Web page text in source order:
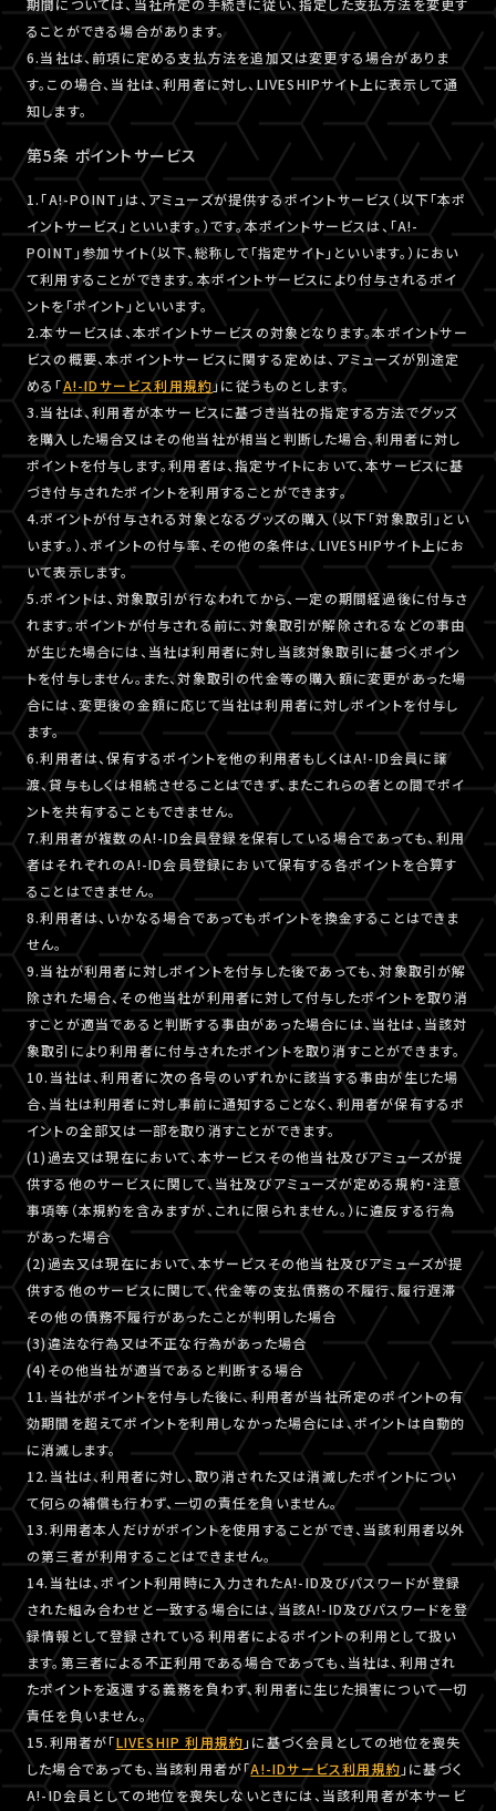
期間については、当社所定の手続きに従い、指定した支払方法を変更す
ることができる場合があります。
6.当社は、前項に定める支払方法を追加又は変更する場合がありま
す。この場合、当社は、利用者に対し、LIVESHIPサイト上に表示して通
知します。
第5条 ポイントサービス
1.「A!-POINT」は、アミューズが提供するポイントサービス（以下「本ポ
イントサービス」といいます。）です。本ポイントサービスは、「A!-
POINT」参加サイト（以下、総称して「指定サイト」といいます。）におい
て利用することができます。本ポイントサービスにより付与されるポイ
ントを「ポイント」といいます。
2.本サービスは、本ポイントサービスの対象となります。本ポイントサー
ビスの概要、本ポイントサービスに関する定めは、アミューズが別途定
める「A!-IDサービス利用規約」に従うものとします。
3.当社は、利用者が本サービスに基づき当社の指定する方法でグッズ
を購入した場合又はその他当社が相当と判断した場合、利用者に対し
ポイントを付与します。利用者は、指定サイトにおいて、本サービスに基
づき付与されたポイントを利用することができます。
4.ポイントが付与される対象となるグッズの購入（以下「対象取引」とい
います。）、ポイントの付与率、その他の条件は、LIVESHIPサイト上にお
いて表示します。
5.ポイントは、対象取引が行なわれてから、一定の期間経過後に付与さ
れます。ポイントが付与される前に、対象取引が解除されるなどの事由
が生じた場合には、当社は利用者に対し当該対象取引に基づくポイン
トを付与しません。また、対象取引の代金等の購入額に変更があった場
合には、変更後の金額に応じて当社は利用者に対しポイントを付与し
ます。
6.利用者は、保有するポイントを他の利用者もしくはA!-ID会員に譲
渡、貸与もしくは相続させることはできず、またこれらの者との間でポイ
ントを共有することもできません。
7.利用者が複数のA!-ID会員登録を保有している場合であっても、利用
者はそれぞれのA!-ID会員登録において保有する各ポイントを合算す
ることはできません。
8.利用者は、いかなる場合であってもポイントを換金することはできま
せん。
9.当社が利用者に対しポイントを付与した後であっても、対象取引が解
除された場合、その他当社が利用者に対して付与したポイントを取り消
すことが適当であると判断する事由があった場合には、当社は、当該対
象取引により利用者に付与されたポイントを取り消すことができます。
10.当社は、利用者に次の各号のいずれかに該当する事由が生じた場
合、当社は利用者に対し事前に通知することなく、利用者が保有するポ
イントの全部又は一部を取り消すことができます。
(1)過去又は現在において、本サービスその他当社及びアミューズが提
供する他のサービスに関して、当社及びアミューズが定める規約・注意
事項等（本規約を含みますが、これに限られません。）に違反する行為
があった場合
(2)過去又は現在において、本サービスその他当社及びアミューズが提
供する他のサービスに関して、代金等の支払債務の不履行、履行遅滞
その他の債務不履行があったことが判明した場合
(3)違法な行為又は不正な行為があった場合
(4)その他当社が適当であると判断する場合
11.当社がポイントを付与した後に、利用者が当社所定のポイントの有
効期間を超えてポイントを利用しなかった場合には、ポイントは自動的
に消滅します。
12.当社は、利用者に対し、取り消された又は消滅したポイントについ
て何らの補償も行わず、一切の責任を負いません。
13.利用者本人だけがポイントを使用することができ、当該利用者以外
の第三者が利用することはできません。
14.当社は、ポイント利用時に入力されたA!-ID及びパスワードが登録
された組み合わせと一致する場合には、当該A!-ID及びパスワードを登
録情報として登録されている利用者によるポイントの利用として扱い
ます。第三者による不正利用である場合であっても、当社は、利用され
たポイントを返還する義務を負わず、利用者に生じた損害について一切
責任を負いません。
15.利用者が「LIVESHIP 利用規約 」に基づく会員としての地位を喪失
した場合であっても、当該利用者が「A!-IDサービス利用規約 」に基づく
A!-ID会員としての地位を喪失しないときには、当該利用者が本サービ